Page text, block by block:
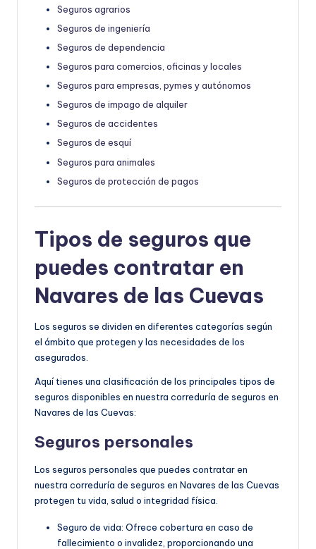
Seguros agrarios
Seguros de ingeniería
Seguros de dependencia
Seguros para comercios, oficinas y locales
Seguros para empresas, pymes y autónomos
Seguros de impago de alquiler
Seguros de accidentes
Seguros de esquí
Seguros para animales
Seguros de protección de pagos
Tipos de seguros que
puedes contratar en
Navares de las Cuevas
Los seguros se dividen en diferentes categorías según
el ámbito que protegen y las necesidades de los
asegurados.
Aquí tienes una clasificación de los principales tipos de
seguros disponibles en nuestra correduría de seguros en
Navares de las Cuevas:
Seguros personales
Los seguros personales que puedes contratar en
nuestra correduría de seguros en Navares de las Cuevas
protegen tu vida, salud o integridad física.
Seguro de vida: Ofrece cobertura en caso de
fallecimiento o invalidez, proporcionando una